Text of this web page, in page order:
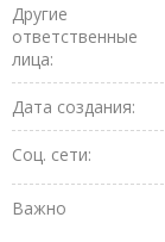
Другие
ответственные
лица:
Дата создания:
Соц. сети:
Важно